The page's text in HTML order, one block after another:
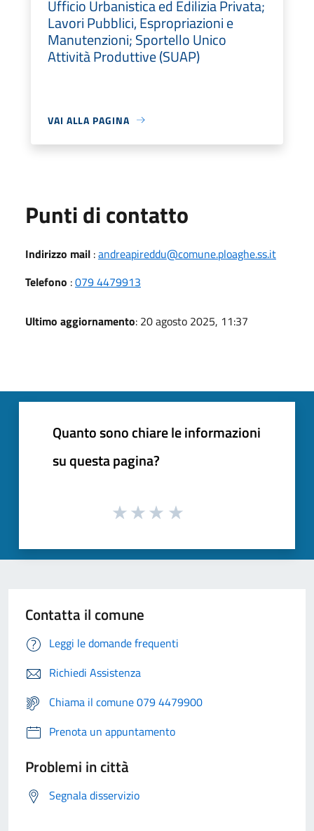
Ufficio Urbanistica ed Edilizia Privata;
Lavori Pubblici, Espropriazioni e
Manutenzioni; Sportello Unico
Attività Produttive (SUAP)
VAI ALLA PAGINA
Punti di contatto
Indirizzo mail :andreapireddu@comune.ploaghe.ss.it
Telefono :079 4479913
Ultimo aggiornamento: 20 agosto 2025, 11:37
Quanto sono chiare le informazioni
su questa pagina?
Contatta il comune
Leggi le domande frequenti
Richiedi Assistenza
Chiama il comune 079 4479900
Prenota un appuntamento
Problemi in città
Segnala disservizio